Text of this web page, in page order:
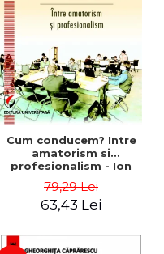
Cum conducem? Intre
amatorism si
profesionalism - Ion
79,29 Lei
63,43 Lei